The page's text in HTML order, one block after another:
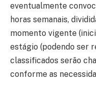
eventualmente
horas semanais,
momento vigente
estágio (podendo ser
classificados serão
conforme as